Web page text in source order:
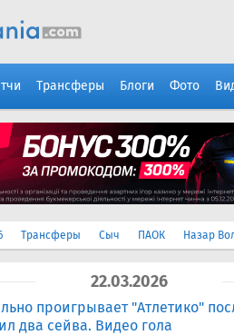
Трансферы Блоги Фото
Трансферы Сыч ПАОК Назар
22.03.2026
проигрывает "Атлетико"
два сейва. Видео гола